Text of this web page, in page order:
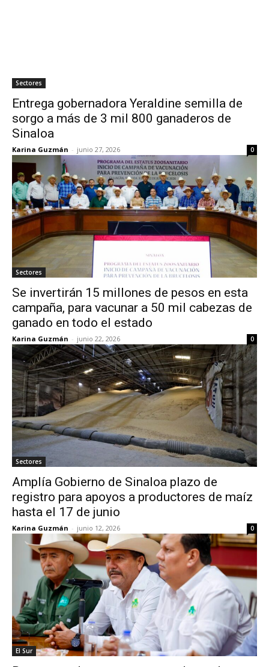
Sectores
Entrega gobernadora Yeraldine semilla de
sorgo a más de 3 mil 800 ganaderos de
Sinaloa
Karina Guzmán - junio 27, 2026 0
Sectores
Se invertirán 15 millones de pesos en esta
campaña, para vacunar a 50 mil cabezas de
ganado en todo el estado
Karina Guzmán - junio 22, 2026 0
Sectores
Amplía Gobierno de Sinaloa plazo de
registro para apoyos a productores de maíz
hasta el 17 de junio
Karina Guzmán - junio 12, 2026 0
El Sur